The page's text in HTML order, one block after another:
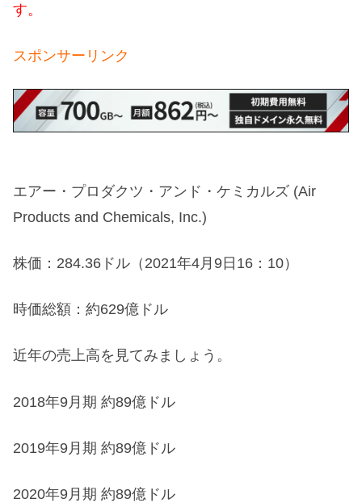
す。
スポンサーリンク
エアー・プロダクツ・アンド・ケミカルズ (Air
Products and Chemicals, Inc.)
株価：284.36ドル（2021年4月9日16：10）
時価総額：約629億ドル
近年の売上高を見てみましょう。
2018年9月期 約89億ドル
2019年9月期 約89億ドル
2020年9月期 約89億ドル